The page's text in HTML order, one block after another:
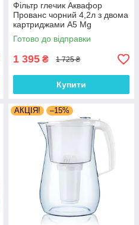
Фільтр глечик Аквафор
Прованс чорний 4,2л з двома
картриджами А5 Mg
Готово до відправки
1 395 ₴ 1 725 ₴
Купити
АКЦІЯ! –15%